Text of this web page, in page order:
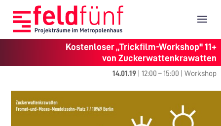
Kostenloser „Trickfilm-Workshop" 11+
von Zuckerwattenkrawatten
14.01.19 12:00 – 15:00 |Workshop